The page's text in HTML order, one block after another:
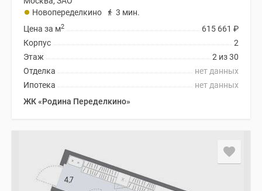
Новопеределкино
3 мин.
615 661 ₽
Цена за м2
2
Корпус
2 из 30
Этаж
нет данных
Отделка
нет данных
Ипотека
ЖК «Родина Переделкино»